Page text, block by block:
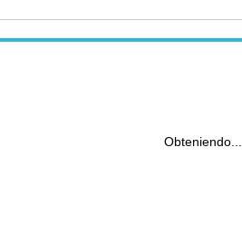
Obteniendo...